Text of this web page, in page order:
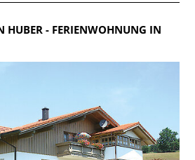
HUBER- FERIENWOHNUNG IN